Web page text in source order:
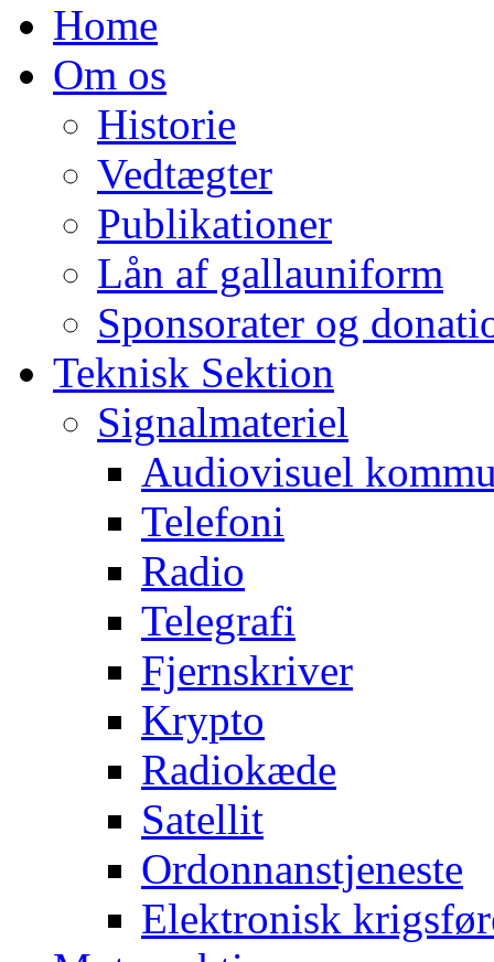
Home
Om os
Historie
Vedtægter
Publikationer
Lån af gallauniform
Sponsorater og
Teknisk Sektion
Signalmateriel
Audiovisuel
Telefoni
Radio
Telegrafi
Fjernskriver
Krypto
Radiokæde
Satellit
Ordonnanstjeneste
Elektronisk